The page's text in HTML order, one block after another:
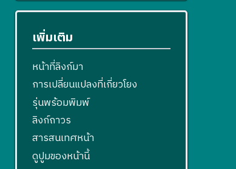
เพิ่มเติม
หน้าที่ลิงก์มา
การเปลี่ยนแปลงที่เกี่ยวโยง
รุ่นพร้อมพิมพ์
ลิงก์ถาวร
สารสนเทศหน้า
ดูปูมของหน้านี้